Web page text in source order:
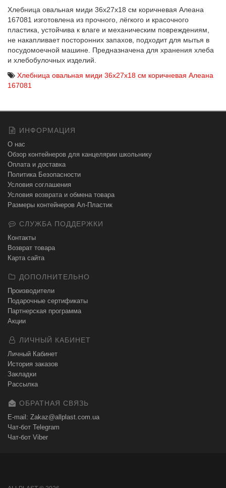
Хлебница овальная миди 36х27х18 см коричневая Алеана
167081 изготовлена из прочного, лёгкого и красочного
пластика, устойчива к влаге и механическим повреждениям,
не накапливает посторонних запахов, подходит для мытья в
посудомоечной машине. Предназначена для хранения хлеба
и хлебобулочных изделий.
Хлебница овальная миди 36х27х18 см коричневая Алеана
167081
ИНФОРМАЦИЯ
О нас
Обзор контейнеров для канцелярии школьнику
Оплата и доставка
Политика Безопасности
Условия соглашения
Условия возврата и обмена товара
Размеры контейнеров Ал-Пластик
СЛУЖБА ПОДДЕРЖКИ
Контакты
Возврат товара
Карта сайта
ДОПОЛНИТЕЛЬНО
Производители
Подарочные сертификаты
Партнерская программа
Акции
ЛИЧНЫЙ КАБИНЕТ
Личный Кабинет
История заказов
Закладки
Рассылка
ОБРАТНАЯ СВЯЗЬ
E-mail: Zakaz@allplast.com.ua
Чат-бот Telegram
Чат-бот Viber